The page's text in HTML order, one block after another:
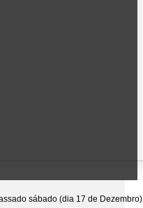
sábado (dia 17 de